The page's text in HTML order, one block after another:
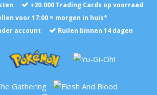
+20.000 Trading Cards op voorraad
voor 17:00 = morgen in huis*
account
Ruilen binnen 14 dagen